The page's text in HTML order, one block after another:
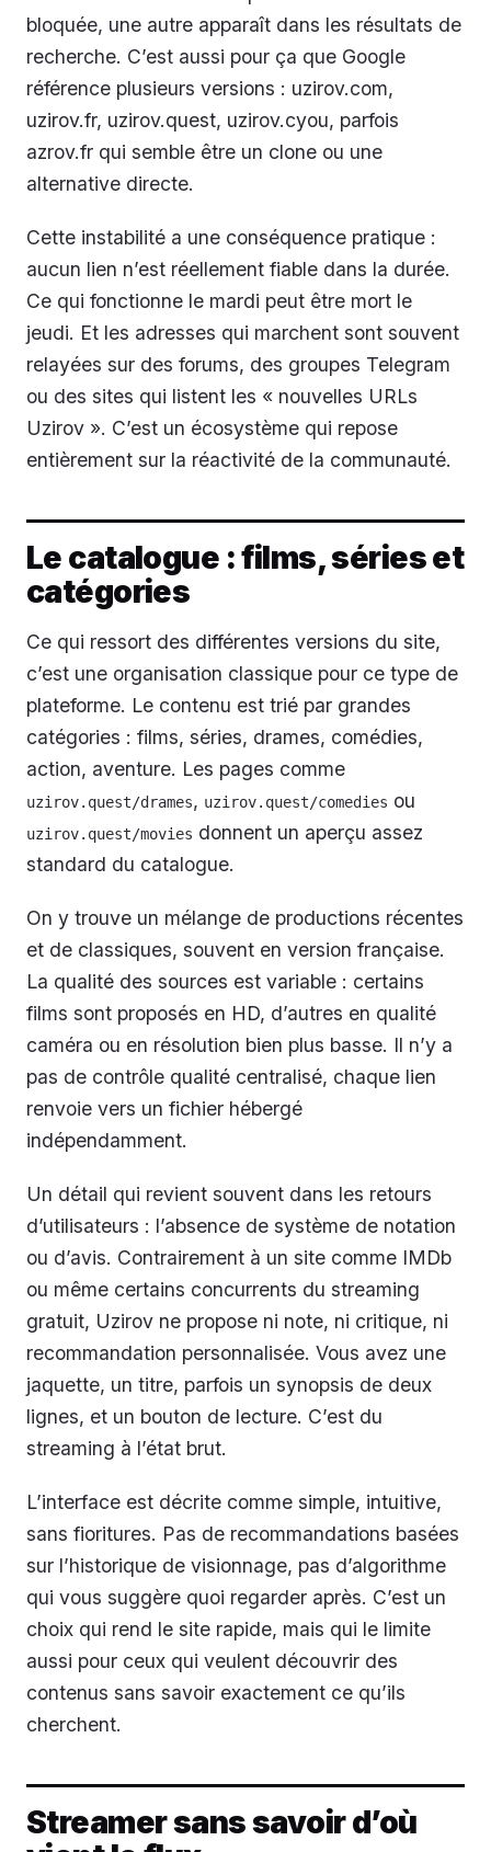
bloquée, une autre apparaît dans les résultats de
recherche. C’est aussi pour ça que Google
référence plusieurs versions : uzirov.com,
uzirov.fr, uzirov.quest, uzirov.cyou, parfois
azrov.fr qui semble être un clone ou une
alternative directe.
Cette instabilité a une conséquence pratique :
aucun lien n’est réellement fiable dans la durée.
Ce qui fonctionne le mardi peut être mort le
jeudi. Et les adresses qui marchent sont souvent
relayées sur des forums, des groupes Telegram
ou des sites qui listent les « nouvelles URLs
Uzirov ». C’est un écosystème qui repose
entièrement sur la réactivité de la communauté.
Le catalogue : films, séries et
catégories
Ce qui ressort des différentes versions du site,
c’est une organisation classique pour ce type de
plateforme. Le contenu est trié par grandes
catégories : films, séries, drames, comédies,
action, aventure. Les pages comme
uzirov.quest/drames, uzirov.quest/comedies ou
uzirov.quest/movies donnent un aperçu assez
standard du catalogue.
On y trouve un mélange de productions récentes
et de classiques, souvent en version française.
La qualité des sources est variable : certains
films sont proposés en HD, d’autres en qualité
caméra ou en résolution bien plus basse. Il n’y a
pas de contrôle qualité centralisé, chaque lien
renvoie vers un fichier hébergé
indépendamment.
Un détail qui revient souvent dans les retours
d’utilisateurs : l’absence de système de notation
ou d’avis. Contrairement à un site comme IMDb
ou même certains concurrents du streaming
gratuit, Uzirov ne propose ni note, ni critique, ni
recommandation personnalisée. Vous avez une
jaquette, un titre, parfois un synopsis de deux
lignes, et un bouton de lecture. C’est du
streaming à l’état brut.
L’interface est décrite comme simple, intuitive,
sans fioritures. Pas de recommandations basées
sur l’historique de visionnage, pas d’algorithme
qui vous suggère quoi regarder après. C’est un
choix qui rend le site rapide, mais qui le limite
aussi pour ceux qui veulent découvrir des
contenus sans savoir exactement ce qu’ils
cherchent.
Streamer sans savoir d’où